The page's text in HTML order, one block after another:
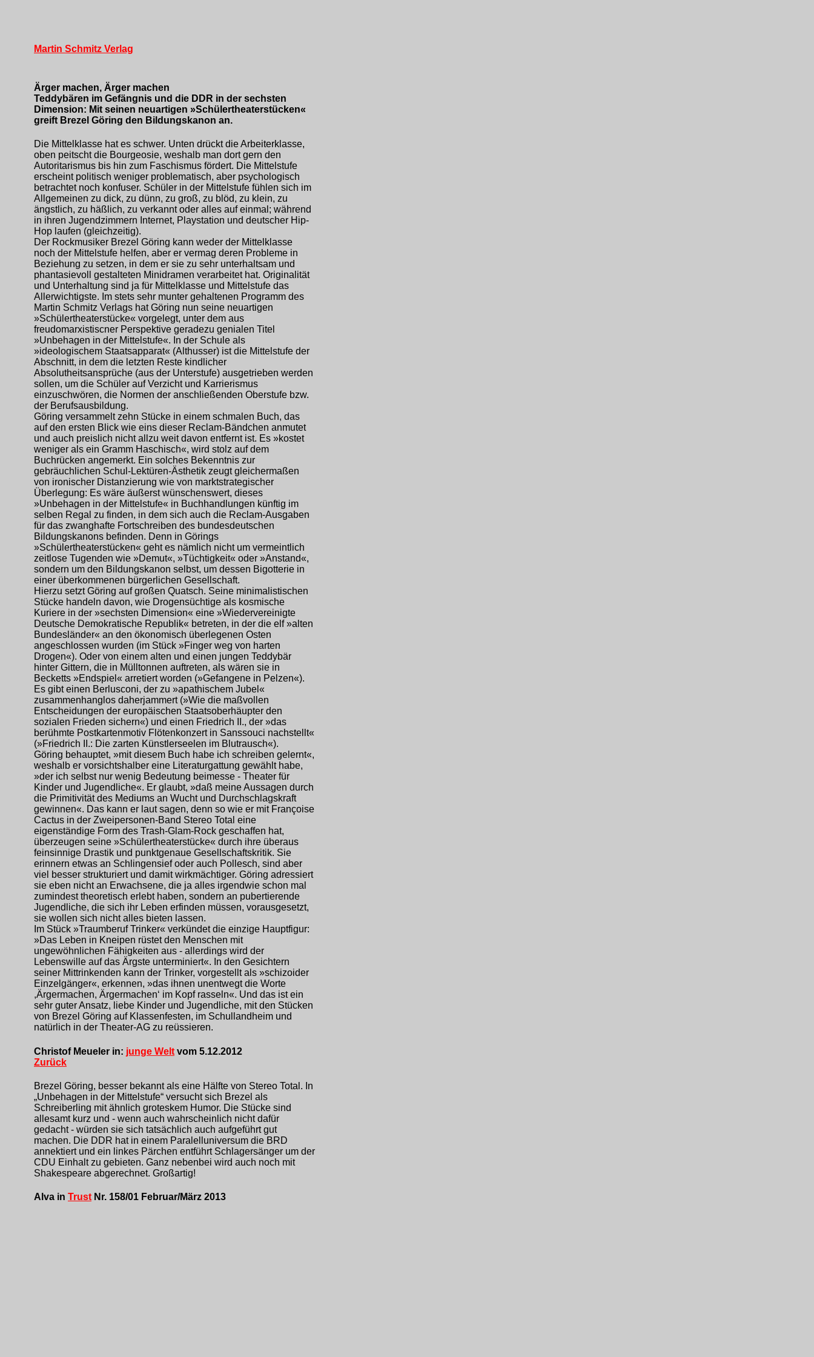
Martin Schmitz Verlag
Ärger machen, Ärger machen
Teddybären im Gefängnis und die DDR in der sechsten
Dimension: Mit seinen neuartigen »Schülertheaterstücken«
greift Brezel Göring den Bildungskanon an.
Die Mittelklasse hat es schwer. Unten drückt die Arbeiterklasse,
oben peitscht die Bourgeosie, weshalb man dort gern den
Autoritarismus bis hin zum Faschismus fördert. Die Mittelstufe
erscheint politisch weniger problematisch, aber psychologisch
betrachtet noch konfuser. Schüler in der Mittelstufe fühlen sich im
Allgemeinen zu dick, zu dünn, zu groß, zu blöd, zu klein, zu
ängstlich, zu häßlich, zu verkannt oder alles auf einmal; während
in ihren Jugendzimmern Internet, Playstation und deutscher Hip-
Hop laufen (gleichzeitig).
Der Rockmusiker Brezel Göring kann weder der Mittelklasse
noch der Mittelstufe helfen, aber er vermag deren Probleme in
Beziehung zu setzen, in dem er sie zu sehr unterhaltsam und
phantasievoll gestalteten Minidramen verarbeitet hat. Originalität
und Unterhaltung sind ja für Mittelklasse und Mittelstufe das
Allerwichtigste. Im stets sehr munter gehaltenen Programm des
Martin Schmitz Verlags hat Göring nun seine neuartigen
»Schülertheaterstücke« vorgelegt, unter dem aus
freudomarxistiscner Perspektive geradezu genialen Titel
»Unbehagen in der Mittelstufe«. In der Schule als
»ideologischem Staatsapparat« (Althusser) ist die Mittelstufe der
Abschnitt, in dem die letzten Reste kindlicher
Absolutheitsansprüche (aus der Unterstufe) ausgetrieben werden
sollen, um die Schüler auf Verzicht und Karrierismus
einzuschwören, die Normen der anschließenden Oberstufe bzw.
der Berufsausbildung.
Göring versammelt zehn Stücke in einem schmalen Buch, das
auf den ersten Blick wie eins dieser Reclam-Bändchen anmutet
und auch preislich nicht allzu weit davon entfernt ist. Es »kostet
weniger als ein Gramm Haschisch«, wird stolz auf dem
Buchrücken angemerkt. Ein solches Bekenntnis zur
gebräuchlichen Schul-Lektüren-Ästhetik zeugt gleichermaßen
von ironischer Distanzierung wie von marktstrategischer
Überlegung: Es wäre äußerst wünschenswert, dieses
»Unbehagen in der Mittelstufe« in Buchhandlungen künftig im
selben Regal zu finden, in dem sich auch die Reclam-Ausgaben
für das zwanghafte Fortschreiben des bundesdeutschen
Bildungskanons befinden. Denn in Görings
»Schülertheaterstücken« geht es nämlich nicht um vermeintlich
zeitlose Tugenden wie »Demut«, »Tüchtigkeit« oder »Anstand«,
sondern um den Bildungskanon selbst, um dessen Bigotterie in
einer überkommenen bürgerlichen Gesellschaft.
Hierzu setzt Göring auf großen Quatsch. Seine minimalistischen
Stücke handeln davon, wie Drogensüchtige als kosmische
Kuriere in der »sechsten Dimension« eine »Wiedervereinigte
Deutsche Demokratische Republik« betreten, in der die elf »alten
Bundesländer« an den ökonomisch überlegenen Osten
angeschlossen wurden (im Stück »Finger weg von harten
Drogen«). Oder von einem alten und einen jungen Teddybär
hinter Gittern, die in Mülltonnen auftreten, als wären sie in
Becketts »Endspiel« arretiert worden (»Gefangene in Pelzen«).
Es gibt einen Berlusconi, der zu »apathischem Jubel«
zusammenhanglos daherjammert (»Wie die maßvollen
Entscheidungen der europäischen Staatsoberhäupter den
sozialen Frieden sichern«) und einen Friedrich II., der »das
berühmte Postkartenmotiv Flötenkonzert in Sanssouci nachstellt«
(»Friedrich II.: Die zarten Künstlerseelen im Blutrausch«).
Göring behauptet, »mit diesem Buch habe ich schreiben gelernt«,
weshalb er vorsichtshalber eine Literaturgattung gewählt habe,
»der ich selbst nur wenig Bedeutung beimesse - Theater für
Kinder und Jugendliche«. Er glaubt, »daß meine Aussagen durch
die Primitivität des Mediums an Wucht und Durchschlagskraft
gewinnen«. Das kann er laut sagen, denn so wie er mit Françoise
Cactus in der Zweipersonen-Band Stereo Total eine
eigenständige Form des Trash-Glam-Rock geschaffen hat,
überzeugen seine »Schülertheaterstücke« durch ihre überaus
feinsinnige Drastik und punktgenaue Gesellschaftskritik. Sie
erinnern etwas an Schlingensief oder auch Pollesch, sind aber
viel besser strukturiert und damit wirkmächtiger. Göring adressiert
sie eben nicht an Erwachsene, die ja alles irgendwie schon mal
zumindest theoretisch erlebt haben, sondern an pubertierende
Jugendliche, die sich ihr Leben erfinden müssen, vorausgesetzt,
sie wollen sich nicht alles bieten lassen.
Im Stück »Traumberuf Trinker« verkündet die einzige Hauptfigur:
»Das Leben in Kneipen rüstet den Menschen mit
ungewöhnlichen Fähigkeiten aus - allerdings wird der
Lebenswille auf das Ärgste unterminiert«. In den Gesichtern
seiner Mittrinkenden kann der Trinker, vorgestellt als »schizoider
Einzelgänger«, erkennen, »das ihnen unentwegt die Worte
,Ärgermachen, Ärgermachen‘ im Kopf rasseln«. Und das ist ein
sehr guter Ansatz, liebe Kinder und Jugendliche, mit den Stücken
von Brezel Göring auf Klassenfesten, im Schullandheim und
natürlich in der Theater-AG zu reüssieren.
Christof Meueler in: junge Welt vom 5.12.2012
Zurück
Brezel Göring, besser bekannt als eine Hälfte von Stereo Total. In
„Unbehagen in der Mittelstufe“ versucht sich Brezel als
Schreiberling mit ähnlich groteskem Humor. Die Stücke sind
allesamt kurz und - wenn auch wahrscheinlich nicht dafür
gedacht - würden sie sich tatsächlich auch aufgeführt gut
machen. Die DDR hat in einem Paralelluniversum die BRD
annektiert und ein linkes Pärchen entführt Schlagersänger um der
CDU Einhalt zu gebieten. Ganz nebenbei wird auch noch mit
Shakespeare abgerechnet. Großartig!
Alva in Trust Nr. 158/01 Februar/März 2013